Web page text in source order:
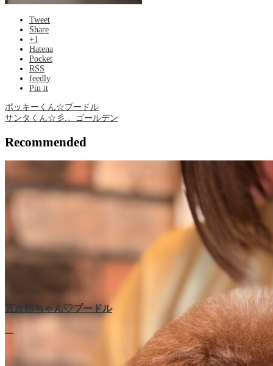
Tweet
Share
+1
Hatena
Pocket
RSS
feedly
Pin it
ポッキーくん☆プードル
サンタくん☆彡.。ゴールデン
Recommended
直次郎ちゃん♡プードル